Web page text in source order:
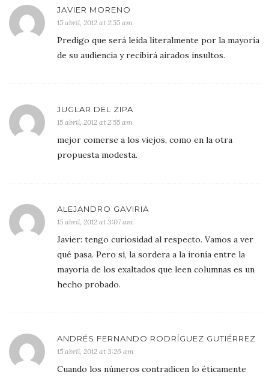
JAVIER MORENO
15 abril, 2012 at 2:55 am
Predigo que será leída literalmente por la mayoría
de su audiencia y recibirá airados insultos.
JUGLAR DEL ZIPA
15 abril, 2012 at 2:55 am
mejor comerse a los viejos, como en la otra
propuesta modesta.
ALEJANDRO GAVIRIA
15 abril, 2012 at 3:07 am
Javier: tengo curiosidad al respecto. Vamos a ver
qué pasa. Pero sí, la sordera a la ironía entre la
mayoría de los exaltados que leen columnas es un
hecho probado.
ANDRÉS FERNANDO RODRÍGUEZ GUTIÉRREZ
15 abril, 2012 at 3:26 am
Cuando los números contradicen lo éticamente